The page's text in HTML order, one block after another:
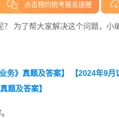
点击预约统考报名提醒
为了帮大家解决这个问题，小
务》真题及答案】
【2024年9
题及答案】